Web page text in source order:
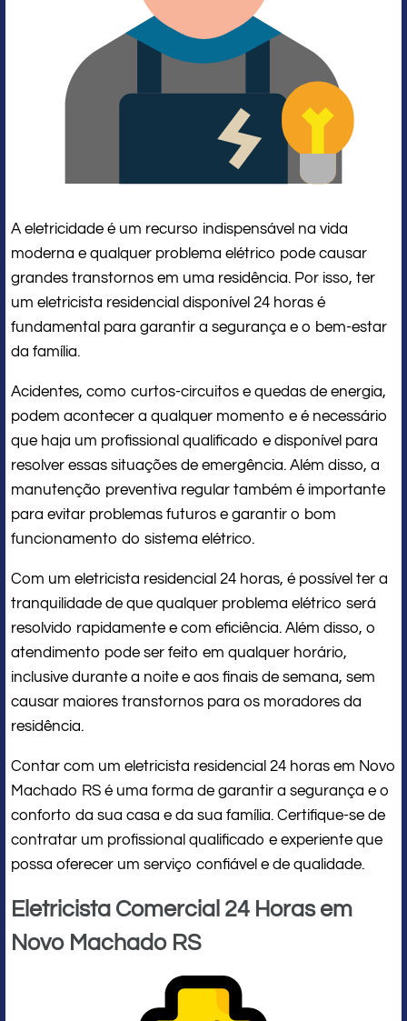
A eletricidade é um recurso indispensável na vida
moderna e qualquer problema elétrico pode causar
grandes transtornos em uma residência. Por isso, ter
um eletricista residencial disponível 24 horas é
fundamental para garantir a segurança e o bem-estar
da família.
Acidentes, como curtos-circuitos e quedas de energia,
podem acontecer a qualquer momento e é necessário
que haja um profissional qualificado e disponível para
resolver essas situações de emergência. Além disso, a
manutenção preventiva regular também é importante
para evitar problemas futuros e garantir o bom
funcionamento do sistema elétrico.
Com um eletricista residencial 24 horas, é possível ter a
tranquilidade de que qualquer problema elétrico será
resolvido rapidamente e com eficiência. Além disso, o
atendimento pode ser feito em qualquer horário,
inclusive durante a noite e aos finais de semana, sem
causar maiores transtornos para os moradores da
residência.
Contar com um eletricista residencial 24 horas em Novo
Machado RS é uma forma de garantir a segurança e o
conforto da sua casa e da sua família. Certifique-se de
contratar um profissional qualificado e experiente que
possa oferecer um serviço confiável e de qualidade.
Eletricista Comercial 24 Horas em
Novo Machado RS